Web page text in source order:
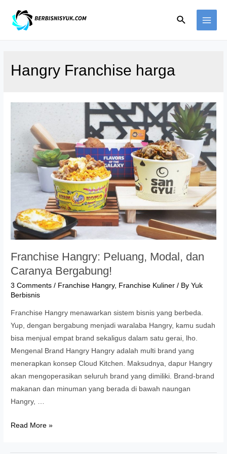
content
Search
Hangry Franchise harga
Franchise Hangry: Peluang, Modal, dan
Caranya Bergabung!
3 Comments / Franchise Hangry, Franchise Kuliner / ByYuk
Berbisnis
Franchise Hangry menawarkan sistem bisnis yang berbeda.
Yup, dengan bergabung menjadi waralaba Hangry, kamu sudah
bisa menjual empat brand sekaligus dalam satu gerai, lho.
Mengenal Brand Hangry Hangry adalah multi brand yang
menerapkan konsep Cloud Kitchen. Maksudnya, dapur Hangry
akan mengoperasikan seluruh brand yang dimiliki. Brand-brand
makanan dan minuman yang berada di bawah naungan
Hangry, …
Franchise
Read More »